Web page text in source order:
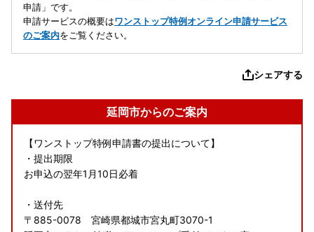
申請」です。
申請サービスの概要はワンストップ特例オンライン申請サービス
のご案内をご覧ください。
シェアする
延岡市からのご案内
【ワンストップ特例申請書の提出について】
・提出期限
お申込の翌年1月10日必着
・送付先
〒885-0078 宮崎県都城市宮丸町3070-1